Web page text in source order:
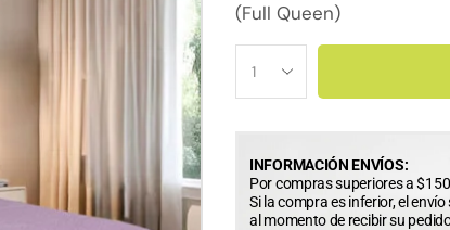
(Full Queen)
INFORMACIÓN ENVÍOS:
Por compras superiores a
Si la compra es inferior, el
al momento de recibir su